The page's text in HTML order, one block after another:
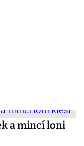
a mincí loni